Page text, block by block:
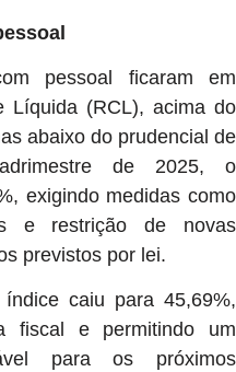
pessoal ficaram em
Líquida (RCL), acima do
abaixo do prudencial de
de 2025, o
exigindo medidas como
e restrição de novas
previstos por lei.
caiu para 45,69%,
fiscal e permitindo um
para os próximos